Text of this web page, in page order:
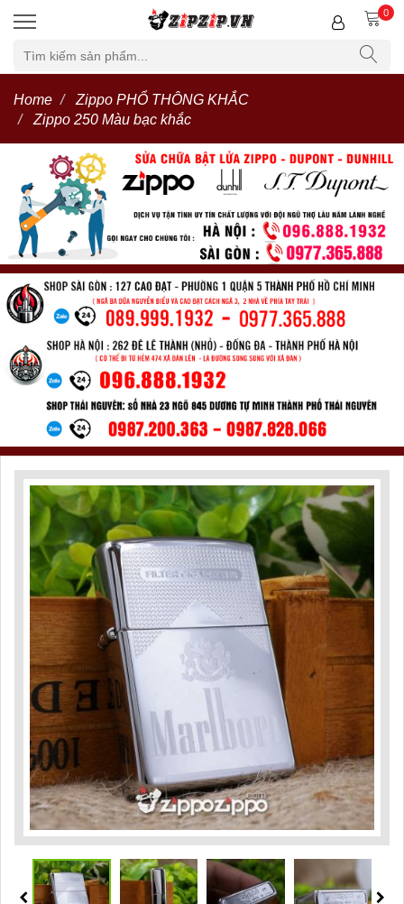
0
Home
Zippo PHỔ THÔNG KHẮC
Zippo 250 Màu bạc khắc